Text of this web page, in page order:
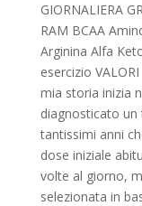
GIORNALIERA
RAM BCAA
Arginina Alfa
esercizio
mia storia inizia
diagnosticato
tantissimi anni
dose iniziale
volte al giorno,
selezionata in